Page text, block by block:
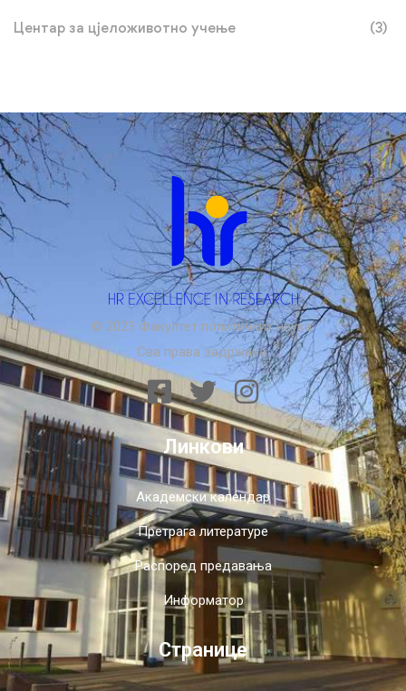
Центар за цјеложивотно учење (3)
© 2023 Факултет политичких наука.
Сва права задржана.
Линкови
Академски календар
Претрага литературе
Распоред предавања
Информатор
Странице